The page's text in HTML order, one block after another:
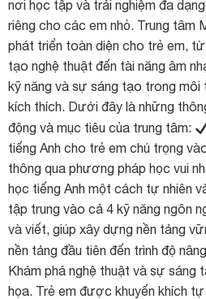
nơi học tập và trải nghiệm đa
riêng cho các em nhỏ. Trung tâm
phát triển toàn diện cho trẻ em,
tạo nghệ thuật đến tài năng âm
kỹ năng và sự sáng tạo trong
kích thích. Dưới đây là những
động và mục tiêu của trung tâm:
tiếng Anh cho trẻ em chú trọng
thông qua phương pháp học vui
học tiếng Anh một cách tự nhiên
tập trung vào cả 4 kỹ năng ngôn
và viết, giúp xây dựng nền tảng
nền tảng đầu tiên đến trình độ
Khám phá nghệ thuật và sự sáng
họa. Trẻ em được khuyến khích